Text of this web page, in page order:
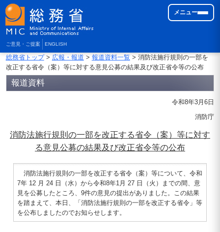
ご意見・ご提案 ENGLISH
メニュー
総務省トップ> 広報・報道 > 報道資料一覧> 消防法施行規則の一部を
改正する省令（案）等に対する意見公募の結果及び改正省令等の公布
報道資料
令和8年3月6日
消防庁
消防法施行規則の一部を改正する省令（案）等に対す
る意見公募の結果及び改正省令等の公布
消防法施行規則の一部を改正する省令（案）等について、令和
7年 12 月 24 日（水）から令和8年1月 27 日（火）までの間、意
見を公募したところ、9件の意見の提出がありました。この結果
を踏まえて、本日、「消防法施行規則の一部を改正する省令」等
を公布しましたのでお知らせします。